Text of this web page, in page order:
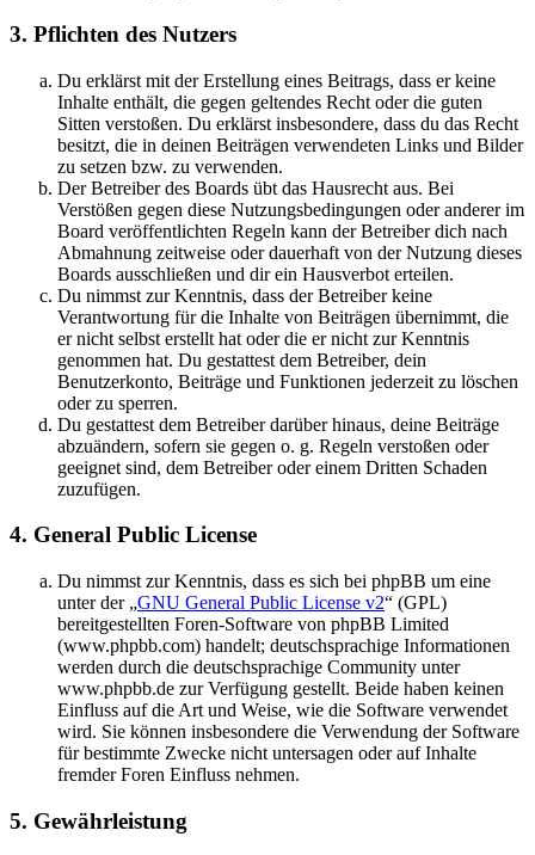
3. Pflichten des Nutzers
Du erklärst mit der Erstellung eines Beitrags, dass er keine
Inhalte enthält, die gegen geltendes Recht oder die guten
Sitten verstoßen. Du erklärst insbesondere, dass du das Recht
besitzt, die in deinen Beiträgen verwendeten Links und Bilder
zu setzen bzw. zu verwenden.
Der Betreiber des Boards übt das Hausrecht aus. Bei
Verstößen gegen diese Nutzungsbedingungen oder anderer im
Board veröffentlichten Regeln kann der Betreiber dich nach
Abmahnung zeitweise oder dauerhaft von der Nutzung dieses
Boards ausschließen und dir ein Hausverbot erteilen.
Du nimmst zur Kenntnis, dass der Betreiber keine
Verantwortung für die Inhalte von Beiträgen übernimmt, die
er nicht selbst erstellt hat oder die er nicht zur Kenntnis
genommen hat. Du gestattest dem Betreiber, dein
Benutzerkonto, Beiträge und Funktionen jederzeit zu löschen
oder zu sperren.
Du gestattest dem Betreiber darüber hinaus, deine Beiträge
abzuändern, sofern sie gegen o. g. Regeln verstoßen oder
geeignet sind, dem Betreiber oder einem Dritten Schaden
zuzufügen.
4. General Public License
Du nimmst zur Kenntnis, dass es sich bei phpBB um eine
unter der „GNU General Public License v2“ (GPL)
bereitgestellten Foren-Software von phpBB Limited
(www.phpbb.com) handelt; deutschsprachige Informationen
werden durch die deutschsprachige Community unter
www.phpbb.de zur Verfügung gestellt. Beide haben keinen
Einfluss auf die Art und Weise, wie die Software verwendet
wird. Sie können insbesondere die Verwendung der Software
für bestimmte Zwecke nicht untersagen oder auf Inhalte
fremder Foren Einfluss nehmen.
5. Gewährleistung